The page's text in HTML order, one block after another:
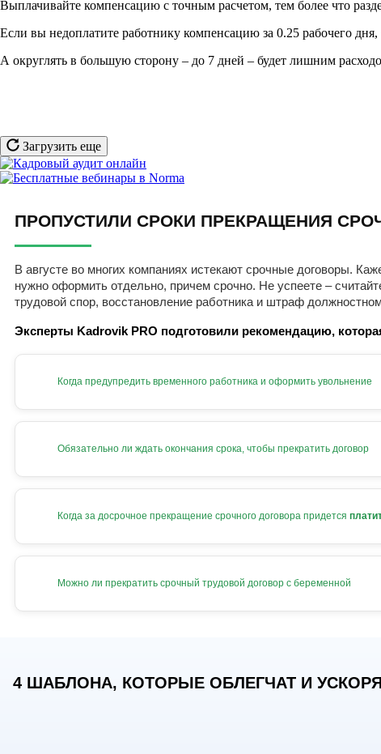
Выплачивайте компенсацию с точным расчетом, тем более что
Если вы недоплатите работнику компенсацию за 0.25 рабочего
А округлять в большую сторону – до 7 дней – будет лишним
Загрузить еще
ПРОПУСТИЛИ СРОКИ ПРЕКРАЩЕНИЯ
В августе во многих компаниях истекают срочные договоры.
нужно оформить отдельно, причем срочно. Не успеете –
трудовой спор, восстановление работника и штраф
Эксперты Kadrovik PRO подготовили рекомендацию,
Когда предупредить временного работника и оформить увольнение
Обязательно ли ждать окончания срока, чтобы прекратить договор
Когда за досрочное прекращение срочного договора придется
Можно ли прекратить срочный трудовой договор с беременной
4 ШАБЛОНА, КОТОРЫЕ ОБЛЕГЧАТ И